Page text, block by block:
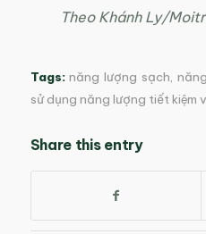
Theo Khánh Ly/
Tags: năng lượng sạch,
sử dụng năng lượng tiết kiệm
Share this entry